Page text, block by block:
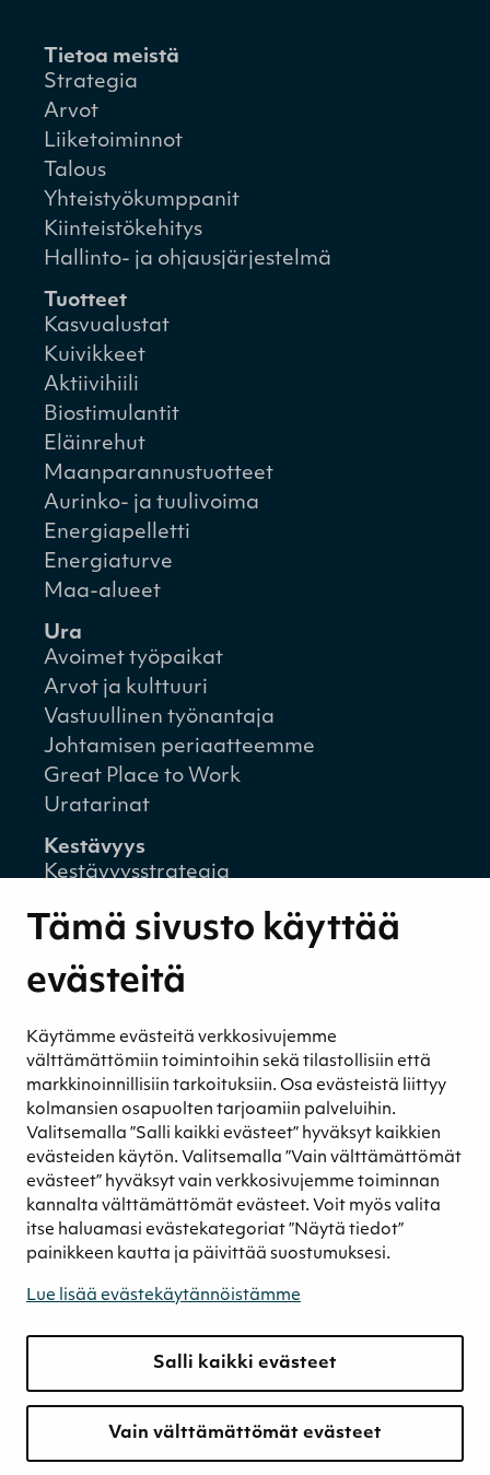
Tämä sivusto käyttää
evästeitä
Käytämme evästeitä verkkosivujemme
välttämättömiin toimintoihin sekä tilastollisiin että
markkinoinnillisiin tarkoituksiin. Osa evästeistä liittyy
kolmansien osapuolten tarjoamiin palveluihin.
Valitsemalla ”Salli kaikki evästeet” hyväksyt kaikkien
evästeiden käytön. Valitsemalla ”Vain välttämättömät
evästeet” hyväksyt vain verkkosivujemme toiminnan
kannalta välttämättömät evästeet. Voit myös valita
itse haluamasi evästekategoriat ”Näytä tiedot”
painikkeen kautta ja päivittää suostumuksesi.
Lue lisää evästekäytännöistämme
Salli kaikki evästeet
Vain välttämättömät evästeet
Tietoa meistä
Strategia
Arvot
Liiketoiminnot
Talous
Yhteistyökumppanit
Kiinteistökehitys
Hallinto- ja ohjausjärjestelmä
Tuotteet
Kasvualustat
Kuivikkeet
Aktiivihiili
Biostimulantit
Eläinrehut
Maanparannustuotteet
Aurinko- ja tuulivoima
Energiapelletti
Energiaturve
Maa-alueet
Ura
Avoimet työpaikat
Arvot ja kulttuuri
Vastuullinen työnantaja
Johtamisen periaatteemme
Great Place to Work
Uratarinat
Kestävyys
Kestävyysstrategia
Ympäristövastuu
Henkilöstömme ja kumppaneidemme
hyvinvointi
Turvetuotannon kestävyys
Kestävyyden johtaminen
Retkeilykohteet
Media
Uutiset ja blogit
Podcast
Yhteystiedot
Laskutustiedot
Tietosuojaseloste
Tiedonantokanava